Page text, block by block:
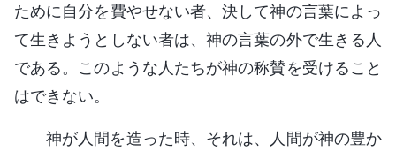
ために自分を費やせない者、決して神の言葉によっ
て生きようとしない者は、神の言葉の外で生きる人
である。このような人たちが神の称賛を受けること
はできない。
神が人間を造った時、それは、人間が神の豊か